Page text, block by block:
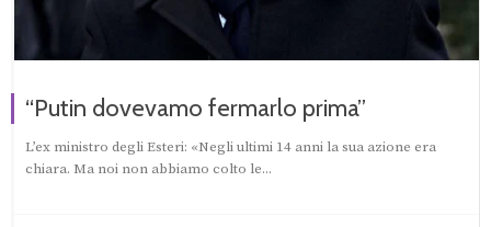
“Putin dovevamo fermarlo prima”
L’ex ministro degli Esteri: «Negli ultimi 14 anni la sua azione era
chiara. Ma noi non abbiamo colto le...